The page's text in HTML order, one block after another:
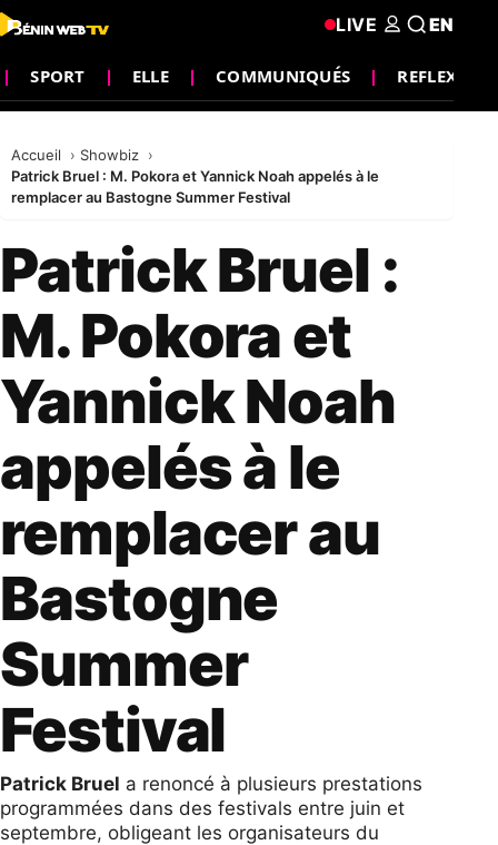
SPORT ELLE COMMUNIQUÉS REFLEXION
LIVE EN
Accueil
Showbiz
Patrick Bruel : M. Pokora et Yannick Noah appelés à le
remplacer au Bastogne Summer Festival
Patrick Bruel :
M. Pokora et
Yannick Noah
appelés à le
remplacer au
Bastogne
Summer
Festival
Patrick Bruel a renoncé à plusieurs prestations
programmées dans des festivals entre juin et
septembre, obligeant les organisateurs du